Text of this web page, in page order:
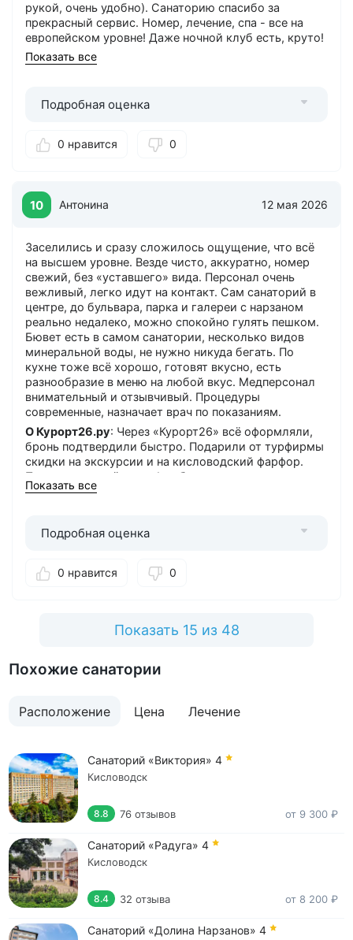
рукой, очень удобно). Санаторию спасибо за
прекрасный сервис. Номер, лечение, спа - все на
европейском уровне! Даже ночной клуб есть, круто!
Можно лучше
Показать все
Подробная оценка
0 нравится 0
10 Антонина 12 мая 2026
Заселились и сразу сложилось ощущение, что всё
на высшем уровне. Везде чисто, аккуратно, номер
свежий, без «уставшего» вида. Персонал очень
вежливый, легко идут на контакт. Сам санаторий в
центре, до бульвара, парка и галереи с нарзаном
реально недалеко, можно спокойно гулять пешком.
Бювет есть в самом санатории, несколько видов
минеральной воды, не нужно никуда бегать. По
кухне тоже всё хорошо, готовят вкусно, есть
разнообразие в меню на любой вкус. Медперсонал
внимательный и отзывчивый. Процедуры
современные, назначает врач по показаниям.
О Курорт26.ру: Через «Курорт26» всё оформляли,
бронь подтвердили быстро. Подарили от турфирмы
скидки на экскурсии и на кисловодский фарфор.
Предлагали ещё трансфер бесплатно, но мы сами на
машине, так что нам не пригодился.
расположение в центре. Бювет с разными видами
минеральной воды. Качественное питание и
Можно лучше: Явных минусов за время отдыха не
Показать все
Подробная оценка
0 нравится 0
Показать 15 из 48
Похожие санатории
Расположение Цена Лечение
Санаторий «Виктория» 4
Кисловодск
8.8 76 отзывов от 9 300 ₽
Санаторий «Радуга» 4
Кисловодск
8.4 32 отзыва от 8 200 ₽
Санаторий «Долина Нарзанов» 4